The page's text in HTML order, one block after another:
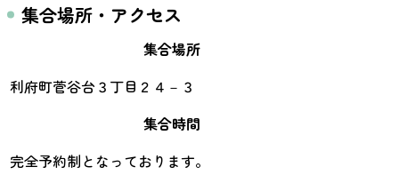
集合場所・アクセス
集合場所
利府町菅谷台３丁目２４－３
集合時間
完全予約制となっております。